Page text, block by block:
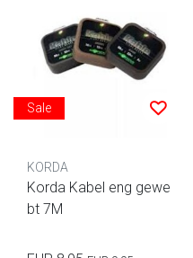
Sale
KORDA
Korda Kabel eng gewe
bt 7M